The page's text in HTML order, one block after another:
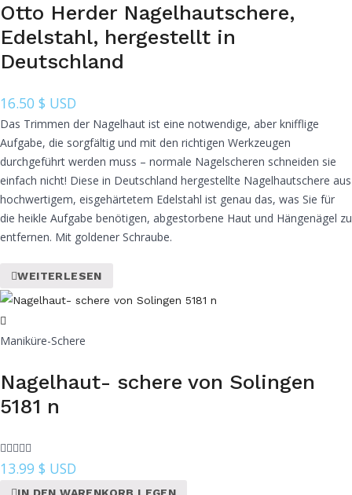
Otto Herder Nagelhautschere,
Edelstahl, hergestellt in
Deutschland
16.50 $ USD
Das Trimmen der Nagelhaut ist eine notwendige, aber knifflige
Aufgabe, die sorgfältig und mit den richtigen Werkzeugen
durchgeführt werden muss – normale Nagelscheren schneiden sie
einfach nicht! Diese in Deutschland hergestellte Nagelhautschere aus
hochwertigem, eisgehärtetem Edelstahl ist genau das, was Sie für
die heikle Aufgabe benötigen, abgestorbene Haut und Hängenägel zu
entfernen. Mit goldener Schraube.
WEITERLESEN
Maniküre-Schere
Nagelhaut- schere von Solingen
5181 n
13.99 $ USD
IN DEN WARENKORB LEGEN